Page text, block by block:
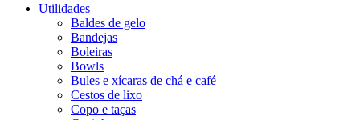
Utilidades
Baldes de gelo
Bandejas
Boleiras
Bowls
Bules e xícaras de chá e café
Cestos de lixo
Copo e taças